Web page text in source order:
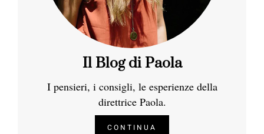
Il Blog di Paola
I pensieri, i consigli, le esperienze della
direttrice Paola.
CONTINUA